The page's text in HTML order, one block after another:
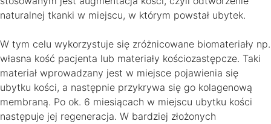
naturalnej tkanki w miejscu, w którym powstał ubytek.
W tym celu wykorzystuje się zróżnicowane biomateriały np.
własna kość pacjenta lub materiały kościozastępcze. Taki
materiał wprowadzany jest w miejsce pojawienia się
ubytku kości, a następnie przykrywa się go kolagenową
membraną. Po ok. 6 miesiącach w miejscu ubytku kości
następuje jej regeneracja. W bardziej złożonych